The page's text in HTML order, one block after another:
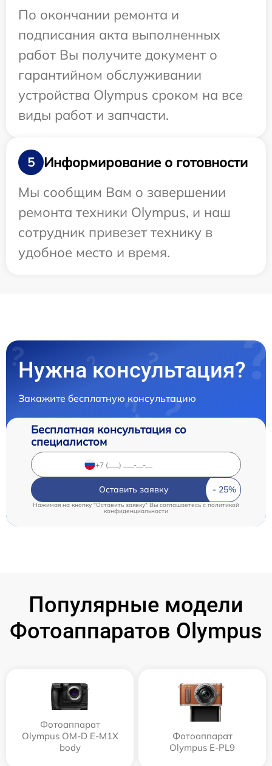
По окончании ремонта и
подписания акта выполненных
работ Вы получите документ о
гарантийном обслуживании
устройства Olympus сроком на все
виды работ и запчасти.
5
Информирование о готовности
Мы сообщим Вам о завершении
ремонта техники Olympus, и наш
сотрудник привезет технику в
удобное место и время.
Нужна консультация?
Закажите бесплатную консультацию
Бесплатная консультация со
специалистом
Оставить заявку
Нажимая на кнопку "Оставить заявку" Вы соглашаетесь c политикой
конфиденциальности
Популярные модели
Фотоаппаратов Olympus
Фотоаппарат
Olympus OM-D E-M1X
body
Фотоаппарат
Olympus E‑PL9